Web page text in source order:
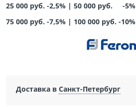
25 000 руб. -2,5% | 50 000 руб. -5%
75 000 руб. -7,5% | 100 000 руб. -10%
Доставка в Санкт-Петербург